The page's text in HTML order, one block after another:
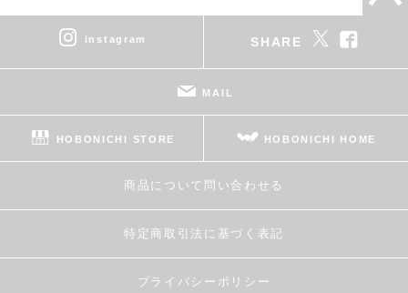
instagram SHARE
MAIL
HOBONICHI STORE HOBONICHI HOME
商品について問い合わせる
特定商取引法に基づく表記
プライバシーポリシー